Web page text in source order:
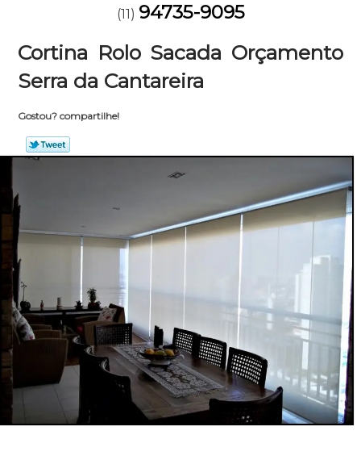
(11) 94735-9095
Cortina Rolo Sacada Orçamento
Serra da Cantareira
Gostou? compartilhe!